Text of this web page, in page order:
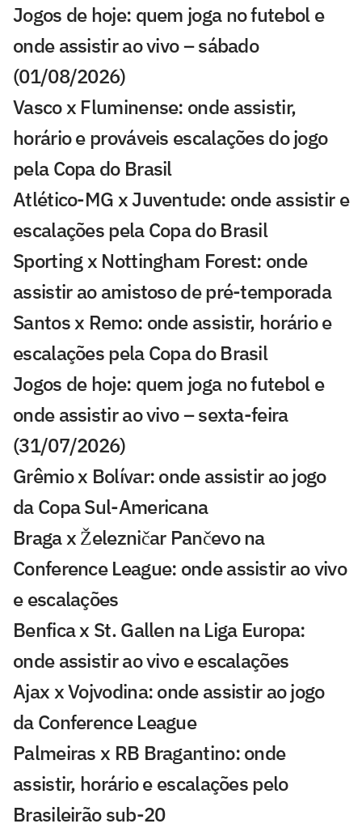
Jogos de hoje: quem joga no futebol e
onde assistir ao vivo – sábado
(01/08/2026)
Vasco x Fluminense: onde assistir,
horário e prováveis escalações do jogo
pela Copa do Brasil
Atlético-MG x Juventude: onde assistir e
escalações pela Copa do Brasil
Sporting x Nottingham Forest: onde
assistir ao amistoso de pré-temporada
Santos x Remo: onde assistir, horário e
escalações pela Copa do Brasil
Jogos de hoje: quem joga no futebol e
onde assistir ao vivo – sexta-feira
(31/07/2026)
Grêmio x Bolívar: onde assistir ao jogo
da Copa Sul-Americana
Braga x Železničar Pančevo na
Conference League: onde assistir ao vivo
e escalações
Benfica x St. Gallen na Liga Europa:
onde assistir ao vivo e escalações
Ajax x Vojvodina: onde assistir ao jogo
da Conference League
Palmeiras x RB Bragantino: onde
assistir, horário e escalações pelo
Brasileirão sub-20